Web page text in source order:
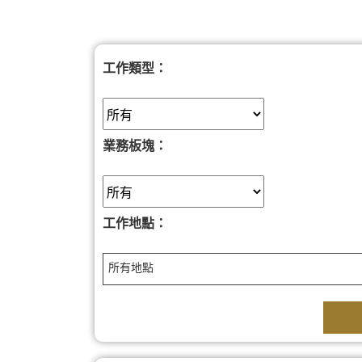
工作類型：
業務板塊：
工作地點：
所有地點